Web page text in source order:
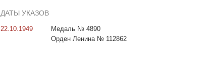
ДАТЫ УКАЗОВ
22.10.1949
Медаль № 4890
Орден Ленина № 112862